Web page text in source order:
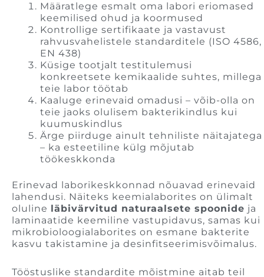
Määratlege esmalt oma labori eriomased
keemilised ohud ja koormused
Kontrollige sertifikaate ja vastavust
rahvusvahelistele standarditele (ISO 4586,
EN 438)
Küsige tootjalt testitulemusi
konkreetsete kemikaalide suhtes, millega
teie labor töötab
Kaaluge erinevaid omadusi – võib-olla on
teie jaoks olulisem bakterikindlus kui
kuumuskindlus
Ärge piirduge ainult tehniliste näitajatega
– ka esteetiline külg mõjutab
töökeskkonda
Erinevad laborikeskkonnad nõuavad erinevaid
lahendusi. Näiteks keemialaborites on ülimalt
oluline
läbivärvitud naturaalsete spoonide ja
laminaatide keemiline vastupidavus, samas kui
mikrobioloogialaborites on esmane bakterite
kasvu takistamine ja desinfitseerimisvõimalus.
Tööstuslike standardite mõistmine aitab teil